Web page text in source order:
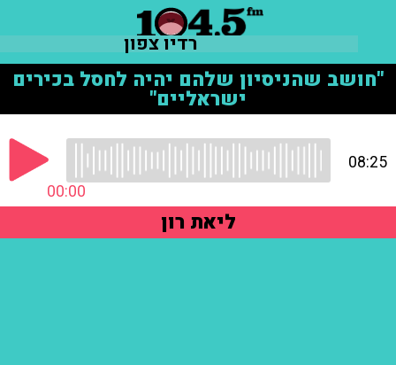
רדיו צפון
"חושב שהניסיון שלהם יהיה לחסל בכירים
ישראליים"
00:00
08:25
ליאת רון